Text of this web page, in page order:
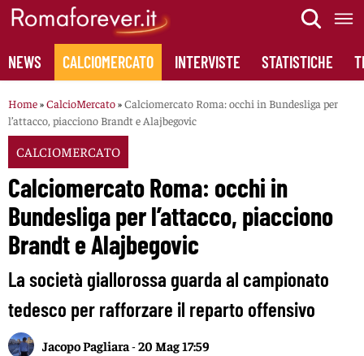
Skip
content
NEWS CALCIOMERCATO INTERVISTE STATISTICHE
Home»CalcioMercato»Calciomercato Roma: occhi in Bundesliga per
l’attacco, piacciono Brandt e Alajbegovic
CALCIOMERCATO
Calciomercato Roma: occhi in
Bundesliga per l’attacco, piacciono
Brandt e Alajbegovic
La società giallorossa guarda al campionato
tedesco per rafforzare il reparto offensivo
Jacopo Pagliara -20 Mag 17:59